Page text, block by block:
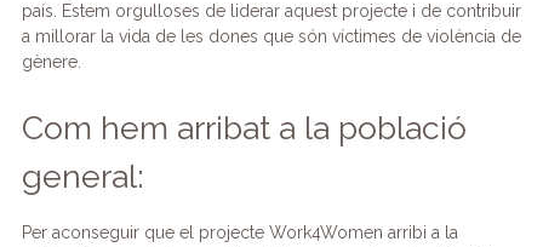
país. Estem orgulloses de liderar aquest projecte i de contribuir
a millorar la vida de les dones que són víctimes de violència de
gènere.
Com hem arribat a la població
general:
Per aconseguir que el projecte Work4Women arribi a la